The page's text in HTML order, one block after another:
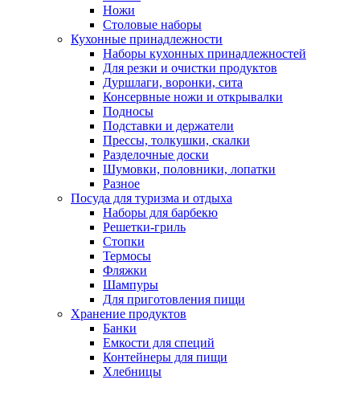
Ножи
Столовые наборы
Кухонные принадлежности
Наборы кухонных принадлежностей
Для резки и очистки продуктов
Дуршлаги, воронки, сита
Консервные ножи и открывалки
Подносы
Подставки и держатели
Прессы, толкушки, скалки
Разделочные доски
Шумовки, половники, лопатки
Разное
Посуда для туризма и отдыха
Наборы для барбекю
Решетки-гриль
Стопки
Термосы
Фляжки
Шампуры
Для приготовления пищи
Хранение продуктов
Банки
Емкости для специй
Контейнеры для пищи
Хлебницы